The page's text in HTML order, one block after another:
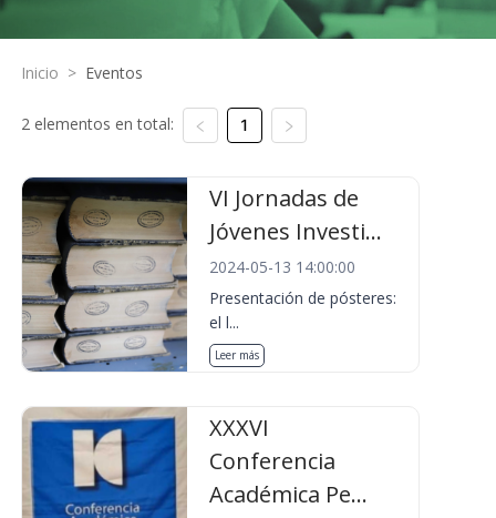
Inicio > Eventos
2 elementos en total: 1
VI Jornadas de
Jóvenes Investi...
2024-05-13 14:00:00
Presentación de pósteres:
el l...
Leer más
XXXVI
Conferencia
Académica Pe...